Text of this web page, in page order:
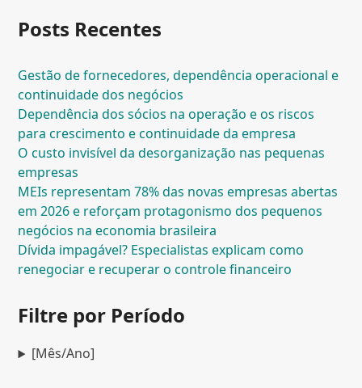
Posts Recentes
Gestão de fornecedores, dependência operacional e
continuidade dos negócios
Dependência dos sócios na operação e os riscos
para crescimento e continuidade da empresa
O custo invisível da desorganização nas pequenas
empresas
MEIs representam 78% das novas empresas abertas
em 2026 e reforçam protagonismo dos pequenos
negócios na economia brasileira
Dívida impagável? Especialistas explicam como
renegociar e recuperar o controle financeiro
Filtre por Período
[Mês/Ano]